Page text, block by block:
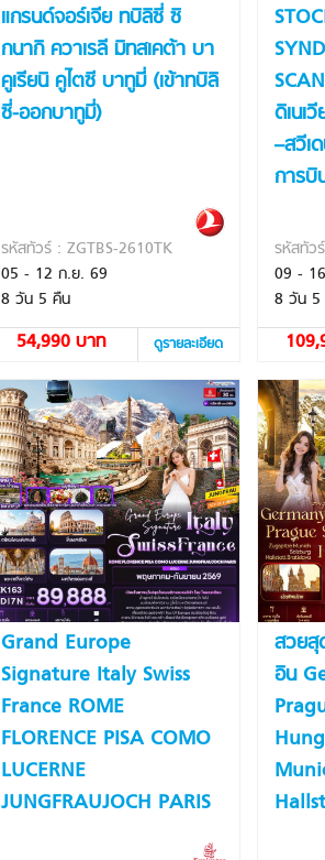
แกรนด์จอร์เจีย ทบิลิซี่ ซิ
กนากิ ควาเรลี มิทสเคต้า บา
คูเรียนิ คูไตซี บาทูมี่ (เข้าทบิลิ
ซี่-ออกบาทูมี่)
รหัสทัวร์ : ZGTBS-2610TK
05 - 12 ก.ย. 69
8 วัน 5 คืน
54,990 บาท ดูรายละเอียด
ดิเนเ
–สวีเ
การบิ
รหัสทัว
09 -
8 วัน
Grand Europe
Signature Italy Swiss
France ROME
FLORENCE PISA COMO
LUCERNE
JUNGFRAUJOCH PARIS
สวยสุ
อิน